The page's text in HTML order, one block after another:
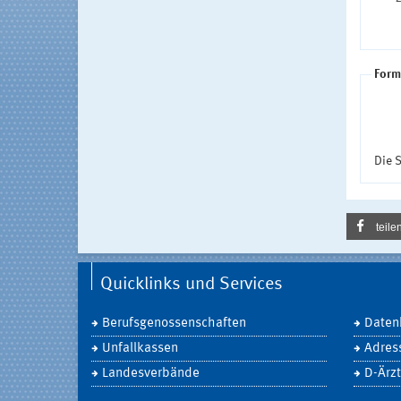
Die
Quicklinks und Services
Berufsgenossenschaften
Unfallkassen
Landesverbände
D-